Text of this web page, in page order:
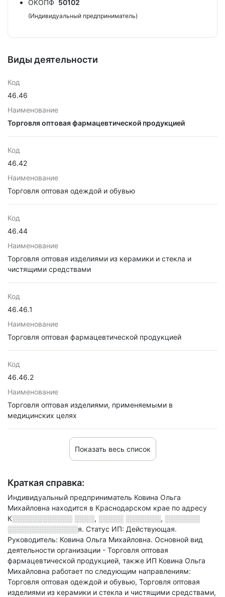
ОКОПФ 50102
(Индивидуальный предприниматель)
Виды деятельности
Код
46.46
Наименование
Торговля оптовая фармацевтической продукцией
Код
46.42
Наименование
Торговля оптовая одеждой и обувью
Код
46.44
Наименование
Торговля оптовая изделиями из керамики и стекла и
чистящими средствами
Код
46.46.1
Наименование
Торговля оптовая фармацевтической продукцией
Код
46.46.2
Наименование
Торговля оптовая изделиями, применяемыми в
медицинских целях
Показать весь список
Краткая справка:
Индивидуальный предприниматель Ковина Ольга
Михайловна находится в Краснодарском крае по адресу
К░░░░░░░░░░░░ ░░░░, ░░░░░ ░░░░░░░, ░░░░░░░
░░░░░░░░░░░░░░я. Статус ИП: Действующая.
Руководитель: Ковина Ольга Михайловна. Основной вид
деятельности организации - Торговля оптовая
фармацевтической продукцией, также ИП Ковина Ольга
Михайловна работает по следующим направлениям:
Торговля оптовая одеждой и обувью, Торговля оптовая
изделиями из керамики и стекла и чистящими средствами,